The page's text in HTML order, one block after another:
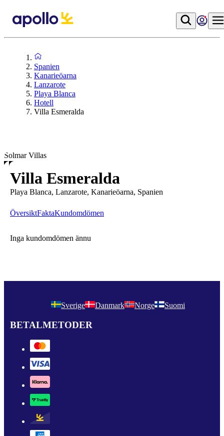
Spanien
Kanarieöarna
Lanzarote
Playa Blanca
Hotell
Villa Esmeralda
Solmar Villas
Villa Esmeralda
Playa Blanca, Lanzarote, Kanarieöarna, Spanien
ÖversiktFaktaKundomdömen
Inga kundomdömen ännu
Sverige Danmark Norge Suomi
BETALMETODER